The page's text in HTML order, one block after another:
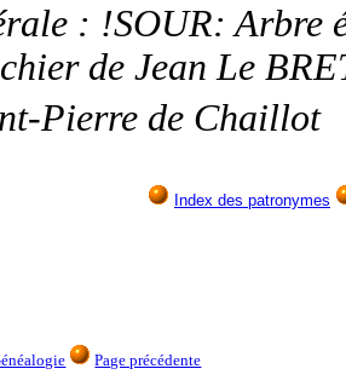
: !SOUR: Arbre
de Jean Le
Pierre de Chaillot
Index des patronymes
Page précédente